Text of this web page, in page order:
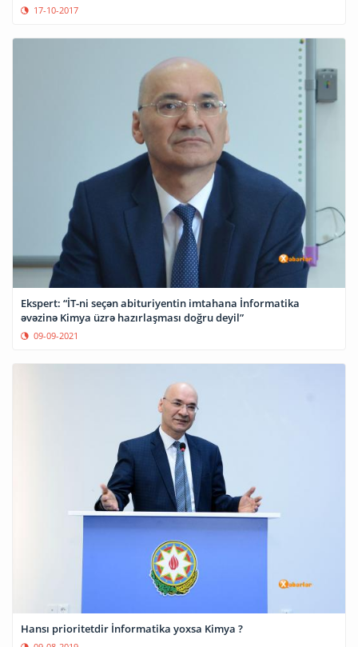
17-10-2017
Ekspert: “İT-ni seçən abituriyentin imtahana İnformatika
əvəzinə Kimya üzrə hazırlaşması doğru deyil”
09-09-2021
Hansı prioritetdir İnformatika yoxsa Kimya ?